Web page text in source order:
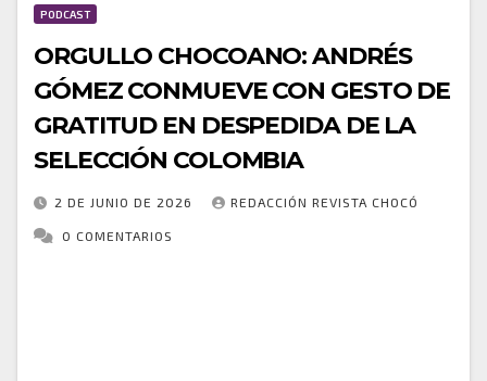
PODCAST
ORGULLO CHOCOANO: ANDRÉS
GÓMEZ CONMUEVE CON GESTO DE
GRATITUD EN DESPEDIDA DE LA
SELECCIÓN COLOMBIA
2 DE JUNIO DE 2026 REDACCIÓN REVISTA CHOCÓ
0 COMENTARIOS